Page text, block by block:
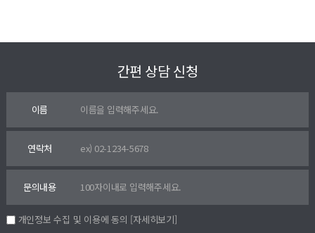
간편 상담 신청
이름
연락처
문의내용
개인정보 수집 및 이용에 동의 [자세히보기]